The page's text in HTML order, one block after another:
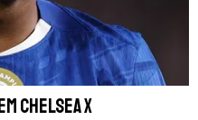
Chelsea x